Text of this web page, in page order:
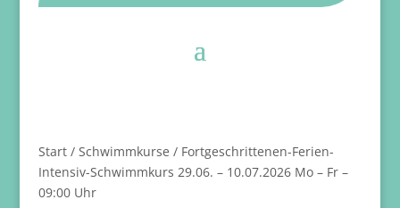
Start/ Schwimmkurse / Fortgeschrittenen-Ferien-
Intensiv-Schwimmkurs 29.06. – 10.07.2026 Mo – Fr –
09:00 Uhr